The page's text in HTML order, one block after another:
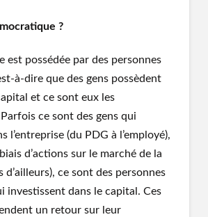
?
est possédée par des personnes
à-dire que des gens possèdent
et ce sont eux les
ce sont des gens qui
l’entreprise (du PDG à l’employé),
d’actions sur le marché de la
d’ailleurs), ce sont des personnes
investissent dans le capital. Ces
un retour sur leur